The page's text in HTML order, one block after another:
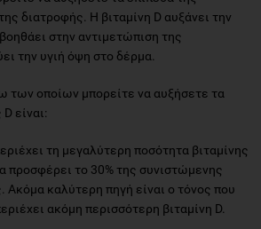
διατροφής. Η βιταμίνη D αυξάνει την
στην αντιμετώπιση της
την υγιή όψη στο δέρμα.
των οποίων μπορείτε να αυξήσετε τα
είναι:
τη μεγαλύτερη ποσότητα βιταμίνης
προσφέρει το 30% της συνιστώμενης
καλύτερη πηγή είναι ο τόνος που
ακόμη περισσότερη βιταμίνη D.